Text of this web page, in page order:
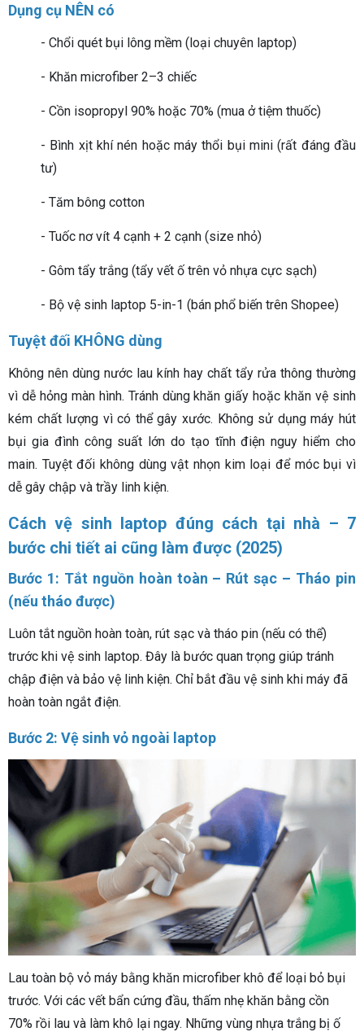
Dụng cụ NÊN có
- Chổi quét bụi lông mềm (loại chuyên laptop)
- Khăn microfiber 2–3 chiếc
- Cồn isopropyl 90% hoặc 70% (mua ở tiệm thuốc)
- Bình xịt khí nén hoặc máy thổi bụi mini (rất đáng đầu
tư)
- Tăm bông cotton
- Tuốc nơ vít 4 cạnh + 2 cạnh (size nhỏ)
- Gôm tẩy trắng (tẩy vết ố trên vỏ nhựa cực sạch)
- Bộ vệ sinh laptop 5-in-1 (bán phổ biến trên Shopee)
Tuyệt đối KHÔNG dùng
Không nên dùng nước lau kính hay chất tẩy rửa thông thường
vì dễ hỏng màn hình. Tránh dùng khăn giấy hoặc khăn vệ sinh
kém chất lượng vì có thể gây xước. Không sử dụng máy hút
bụi gia đình công suất lớn do tạo tĩnh điện nguy hiểm cho
main. Tuyệt đối không dùng vật nhọn kim loại để móc bụi vì
dễ gây chập và trầy linh kiện.
Cách vệ sinh laptop đúng cách tại nhà – 7
bước chi tiết ai cũng làm được (2025)
Bước 1: Tắt nguồn hoàn toàn – Rút sạc – Tháo pin
(nếu tháo được)
Luôn tắt nguồn hoàn toàn, rút sạc và tháo pin (nếu có thể)
trước khi vệ sinh laptop. Đây là bước quan trọng giúp tránh
chập điện và bảo vệ linh kiện. Chỉ bắt đầu vệ sinh khi máy đã
hoàn toàn ngắt điện.
Bước 2: Vệ sinh vỏ ngoài laptop
Lau toàn bộ vỏ máy bằng khăn microfiber khô để loại bỏ bụi
trước. Với các vết bẩn cứng đầu, thấm nhẹ khăn bằng cồn
70% rồi lau và làm khô lại ngay. Những vùng nhựa trắng bị ố